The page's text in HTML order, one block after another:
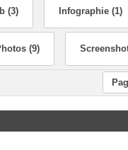
(3) Infographie (1)
(9)